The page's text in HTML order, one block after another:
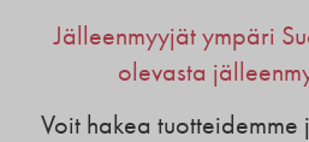
Jälleenmyyjät ympäri
olevasta
Voit hakea